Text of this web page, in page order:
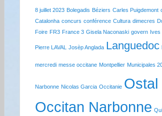
8 juillet 2023 Bolegadis Béziers Carles Puigdemont
Catalonha concurs conférence Cultura dimecres
Foire FR3 France 3 Gisela Naconaski govern Ives
Pierre LAVAL Josèp Anglada Languedoc
mercredi messe occitane Montpellier Municipales
Narbonne Nicolas Garcia Occitanie Ostal
Occitan Narbonne